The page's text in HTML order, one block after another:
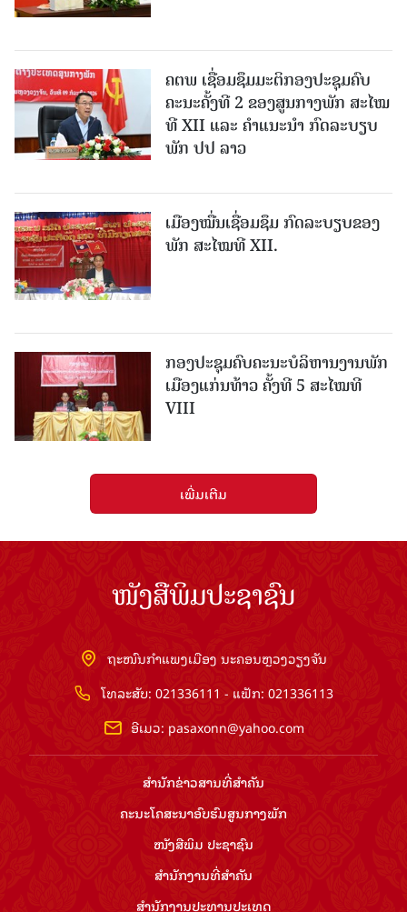
ຄຕພ ເຊື່ອມຊຶມມະຕິກອງປະຊຸມຄົບ
ຄະນະຄັ້ງທີ 2 ຂອງສູນກາງພັກ ສະໄໝ
ທີ XII ແລະ ຄໍາແນະນໍາ ກົດລະບຽບ
ພັກ ປປ ລາວ
ເມືອງ​ໝື່ນເຊື່ອມຊຶມ ກົດລະບຽບຂອງ
ພັກ ສະໄໝທີ XII.
ກອງປະຊຸມຄົບຄະນະບໍລິຫານງານພັກ
ເມືອງແກ່ນ​ທ້າວ ຄັ້ງທີ 5 ສະໄໝທີ
VIII
ເພີ່ມເຕີມ
ໜັງສືພິມປະຊາຊົນ
ຖະໜົນກຳແພງເມືອງ ນະຄອນຫຼວງວຽງຈັນ
ໂທລະສັບ: 021336111 - ແຟັກ: 021336113
ອີເມວ: pasaxonn@yahoo.com
ສຳ​ນັກ​ຂ່າວ​ສານ​ທີ່​ສຳ​ຄັນ​
ຄະນະໂຄສະນາອົບຮົມ​ສູນ​ກາງ​ພັກ
ໜັງສືພິມ ປະ​ຊາ​ຊົນ
ສຳ​ນັກ​ງານ​ທີ່​ສຳ​ຄັນ
ສຳ​ນັກ​ງານ​ປະ​ທານ​ປະ​ເທດ